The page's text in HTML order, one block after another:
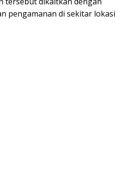
pengamanan di sekitar lokasi